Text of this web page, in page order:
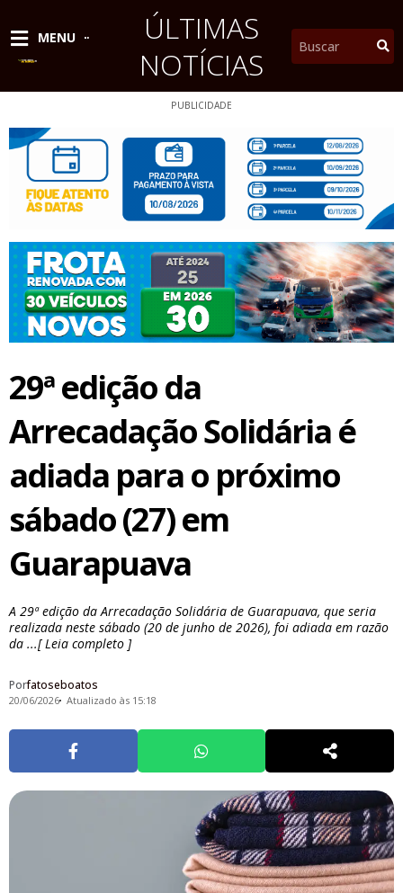
conteúdo
MENU
ÚLTIMAS
NOTÍCIAS
Pesquisar
PUBLICIDADE
29ª edição da
Arrecadação Solidária é
adiada para o próximo
sábado (27) em
Guarapuava
A 29ª edição da Arrecadação Solidária de Guarapuava, que seria
realizada neste sábado (20 de junho de 2026), foi adiada em razão
da ...[ Leia completo ]
Porfatoseboatos
20/06/2026 Atualizado às 15:18